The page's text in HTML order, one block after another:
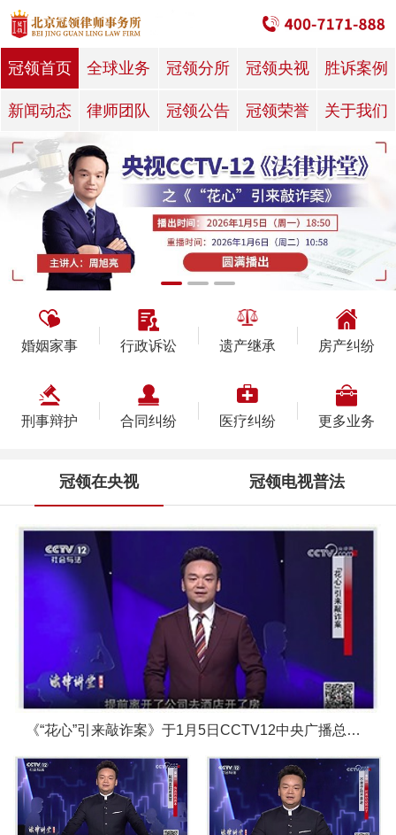
冠领首页 全球业务 冠领分所 冠领央视 胜诉案例
新闻动态 律师团队 冠领公告 冠领荣誉 关于我们
婚姻家事 行政诉讼 遗产继承 房产纠纷
刑事辩护 合同纠纷 医疗纠纷 更多业务
冠领在央视 冠领电视普法
《“花心”引来敲诈案》于1月5日CCTV12中央广播总台圆满播出